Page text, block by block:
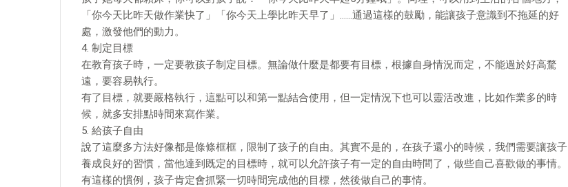
「你今天比昨天做作業快了」「你今天上學比昨天早了」……通過這樣的鼓勵，能讓孩子意識到不拖延的好
處，激發他們的動力。
4. 制定目標
在教育孩子時，一定要教孩子制定目標。無論做什麼是都要有目標，根據自身情況而定，不能過於好高騖
遠，要容易執行。
有了目標，就要嚴格執行，這點可以和第一點結合使用，但一定情況下也可以靈活改進，比如作業多的時
候，就多安排點時間來寫作業。
5. 給孩子自由
說了這麼多方法好像都是條條框框，限制了孩子的自由。其實不是的，在孩子還小的時候，我們需要讓孩子
養成良好的習慣，當他達到既定的目標時，就可以允許孩子有一定的自由時間了，做些自己喜歡做的事情。
有這樣的慣例，孩子肯定會抓緊一切時間完成他的目標，然後做自己的事情。